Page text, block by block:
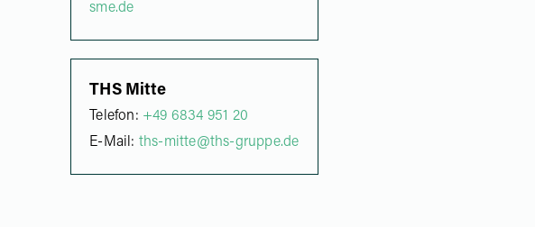
sme.de
THS Mitte
Telefon: +49 6834 951 20
E-Mail: ths-mitte@ths-gruppe.de